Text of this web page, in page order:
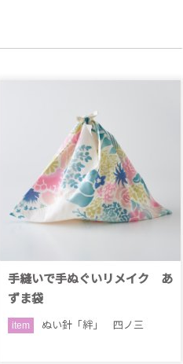
手縫いで手ぬぐいリメイク あ
ずま袋
item ぬい針「絆」 四ノ三